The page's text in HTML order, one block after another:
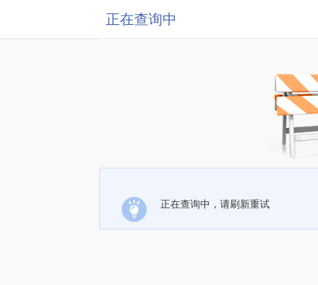
正在查询中
正在查询中，请刷新重试